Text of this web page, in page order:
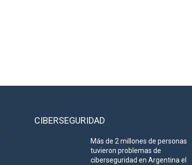
CIBERSEGURIDAD
Más de 2 millones de personas
tuvieron problemas de
ciberseguridad en Argentina el